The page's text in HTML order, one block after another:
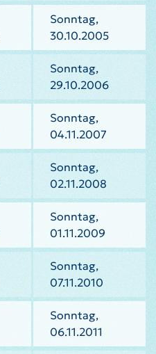
Sonntag,
30.10.2005
Sonntag,
29.10.2006
Sonntag,
04.11.2007
Sonntag,
02.11.2008
Sonntag,
01.11.2009
Sonntag,
07.11.2010
Sonntag,
06.11.2011